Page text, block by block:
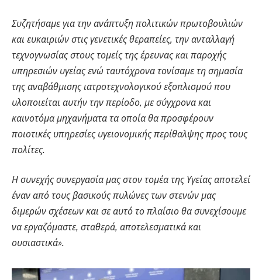
Συζητήσαμε για την ανάπτυξη πολιτικών πρωτοβουλιών
και ευκαιριών στις γενετικές θεραπείες, την ανταλλαγή
τεχνογνωσίας στους τομείς της έρευνας και παροχής
υπηρεσιών υγείας ενώ ταυτόχρονα τονίσαμε τη σημασία
της αναβάθμισης ιατροτεχνολογικού εξοπλισμού που
υλοποιείται αυτήν την περίοδο, με σύγχρονα και
καινοτόμα μηχανήματα τα οποία θα προσφέρουν
ποιοτικές υπηρεσίες υγειονομικής περίθαλψης προς τους
πολίτες.
Η συνεχής συνεργασία μας στον τομέα της Υγείας αποτελεί
έναν από τους βασικούς πυλώνες των στενών μας
διμερών σχέσεων και σε αυτό το πλαίσιο θα συνεχίσουμε
να εργαζόμαστε, σταθερά, αποτελεσματικά και
ουσιαστικά».